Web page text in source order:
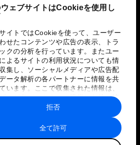
ウェブサイトはCookieを使用し
イトではCookieを使って、ユーザー
せたコンテンツや広告の表示、トラ
クの分析を行っています。またユー
よるサイトの利用状況についても情
集し、ソーシャルメディアや広告配
ータ解析の各パートナーに情報を共
います。ここで収集された情報は、
ザーが各パートナーに提供した他の情
パートナーのサービスを使用した際
された情報と組み合わされ、各パー
によって使用されることがありま
全て許可
拒否